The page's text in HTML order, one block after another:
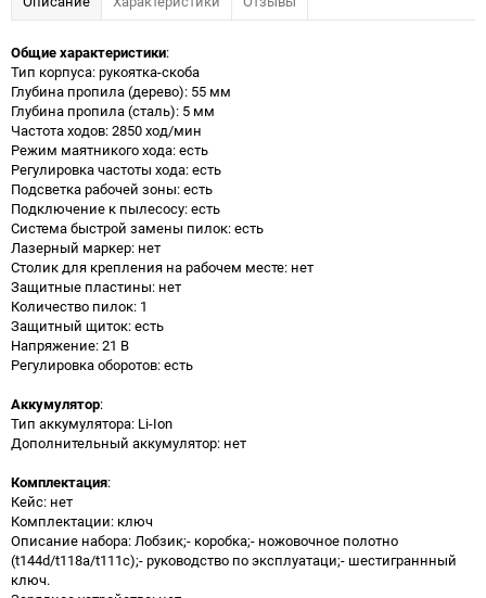
Общие характеристики:
Тип корпуса: рукоятка-скоба
Глубина пропила (дерево): 55 мм
Глубина пропила (сталь): 5 мм
Частота ходов: 2850 ход/мин
Режим маятникого хода: есть
Регулировка частоты хода: есть
Подсветка рабочей зоны: есть
Подключение к пылесосу: есть
Система быстрой замены пилок: есть
Лазерный маркер: нет
Столик для крепления на рабочем месте: нет
Защитные пластины: нет
Количество пилок: 1
Защитный щиток: есть
Напряжение: 21 В
Регулировка оборотов: есть
Аккумулятор:
Тип аккумулятора: Li-Ion
Дополнительный аккумулятор: нет
Комплектация:
Кейс: нет
Комплектации: ключ
Описание набора: Лобзик;- коробка;- ножовочное полотно
(t144d/t118a/t111c);- руководство по эксплуатаци;- шестиграннный
ключ.